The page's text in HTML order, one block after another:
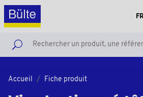
Accueil Fiche produit